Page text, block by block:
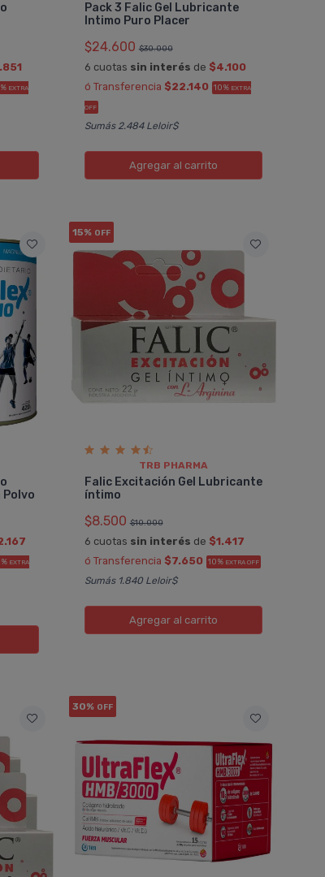
EXTRA
Pack 3 Falic Gel Lubricante
Intimo Puro Placer
$24.600 $30.000
6 cuotas sin interés de $4.100
ó Transferencia $22.140 10% EXTRA
OFF
Sumás 2.484 Leloir$
Agregaral carrito
Polvo
EXTRA
15% OFF
TRB PHARMA
Falic Excitación Gel Lubricante
í­ntimo
$8.500 $10.000
6 cuotas sin interés de $1.417
ó Transferencia $7.650 10% EXTRA OFF
Sumás 1.840 Leloir$
Agregaral carrito
30% OFF